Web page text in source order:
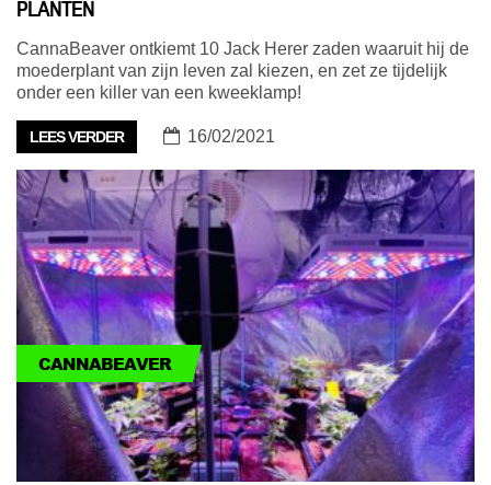
PLANTEN
CannaBeaver ontkiemt 10 Jack Herer zaden waaruit hij de
moederplant van zijn leven zal kiezen, en zet ze tijdelijk
onder een killer van een kweeklamp!
LEES VERDER 16/02/2021
CANNABEAVER